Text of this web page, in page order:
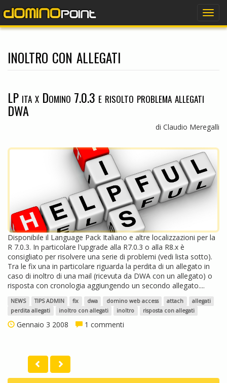
inoltro con allegati
LP ita x Domino 7.0.3 e risolto problema allegati
DWA
di Claudio Meregalli
Disponibile il Language Pack Italiano e altre localizzazioni per la
R 7.0.3. In particolare l'upgrade alla R7.0.3 o alla R8.x è
consigliato per risolvere una serie di problemi (vedi lista sotto).
Tra le fix una in particolare riguarda la perdita di un allegato in
caso di inoltro di una mail (ricevuta da DWA con un allegato) o
risposta con cronologia aggiungendo un secondo allegato....
NEWS TIPS ADMIN fix dwa domino web access attach
allegati
perdita allegati
inoltro con allegati inoltro risposta con allegati
Gennaio 3 2008 1 commenti